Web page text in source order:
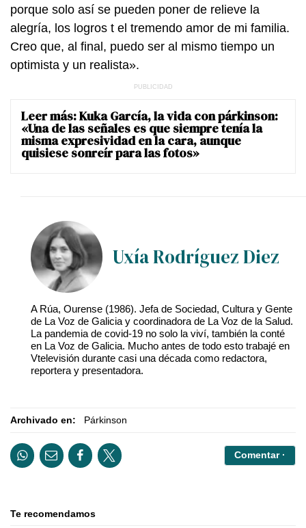
porque solo así se pueden poner de relieve la
alegría, los logros t el tremendo amor de mi familia.
Creo que, al final, puedo ser al mismo tiempo un
optimista y un realista».
Leer más:Kuka García, la vida con párkinson:
«Una de las señales es que siempre tenía la
misma expresividad en la cara, aunque
quisiese sonreír para las fotos»
Uxía Rodríguez Diez
A Rúa, Ourense (1986). Jefa de Sociedad, Cultura y Gente
de La Voz de Galicia y coordinadora de La Voz de la Salud.
La pandemia de covid-19 no solo la viví, también la conté
en La Voz de Galicia. Mucho antes de todo esto trabajé en
Vtelevisión durante casi una década como redactora,
reportera y presentadora.
Archivado en: Párkinson
Comentar ·
Te recomendamos